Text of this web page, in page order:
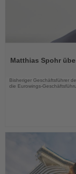
dieMatthias Spohr
Bisheriger Geschäftsführer
die Eurowings-